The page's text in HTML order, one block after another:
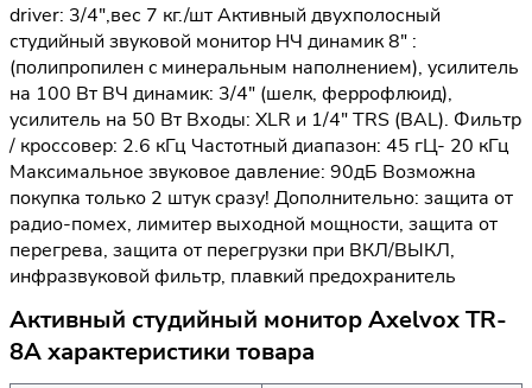
driver: 3/4",вес 7 кг./шт Активный двухполосный
студийный звуковой монитор НЧ динамик 8" :
(полипропилен c минеральным наполнением), усилитель
на 100 Вт ВЧ динамик: 3/4" (шелк, феррофлюид),
усилитель на 50 Вт Входы: XLR и 1/4" TRS (BAL). Фильтр
/ кроссовер: 2.6 кГц Частотный диапазон: 45 гЦ- 20 кГц
Максимальное звуковое давление: 90дБ Возможна
покупка только 2 штук сразу! Дополнительно: защита от
радио-помех, лимитер выходной мощности, защита от
перегрева, защита от перегрузки при ВКЛ/ВЫКЛ,
инфразвуковой фильтр, плавкий предохранитель
Активный студийный монитор Axelvox TR-
8A характеристики товара